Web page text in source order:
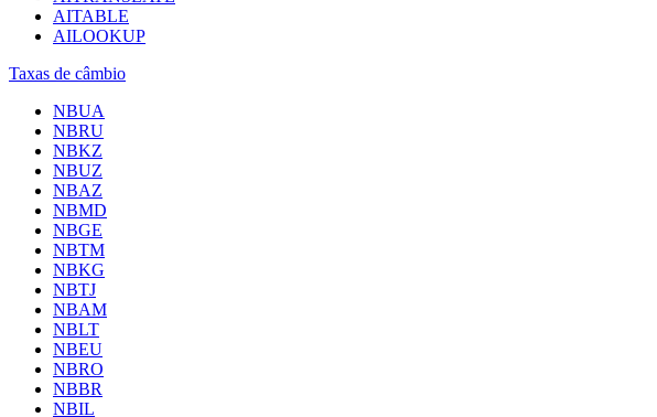
AITABLE
AILOOKUP
Taxas de câmbio
NBUA
NBRU
NBKZ
NBUZ
NBAZ
NBMD
NBGE
NBTM
NBKG
NBTJ
NBAM
NBLT
NBEU
NBRO
NBBR
NBIL